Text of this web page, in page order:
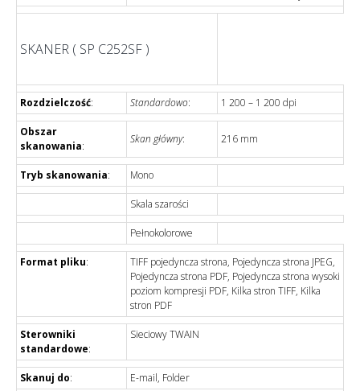
SKANER ( SP C252SF )
Rozdzielczość: Standardowo: 1 200 – 1 200 dpi
Obszar
skanowania:
Skan główny: 216 mm
Tryb skanowania: Mono
Skala szarości
Pełnokolorowe
Format pliku:
TIFF pojedyncza strona, Pojedyncza strona JPEG,
Pojedyncza strona PDF, Pojedyncza strona wysoki
poziom kompresji PDF, Kilka stron TIFF, Kilka
stron PDF
Sterowniki
standardowe:
Sieciowy TWAIN
Skanuj do: E-mail, Folder